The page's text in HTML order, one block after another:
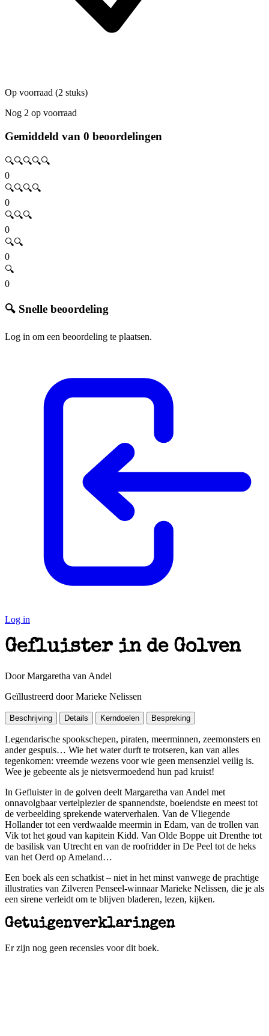
Op voorraad (2 stuks)
Nog 2 op voorraad
Gemiddeld van 0 beoordelingen
🔍🔍🔍🔍🔍
0
🔍🔍🔍🔍
0
🔍🔍🔍
0
🔍🔍
0
🔍
0
🔍 Snelle beoordeling
Log in om een beoordeling te plaatsen.
Log in
Gefluister in de Golven
Door Margaretha van Andel
Geïllustreerd door Marieke Nelissen
Beschrijving Details Kerndoelen Bespreking
Legendarische spookschepen, piraten, meerminnen, zeemonsters en
ander gespuis… Wie het water durft te trotseren, kan van alles
tegenkomen: vreemde wezens voor wie geen mensenziel veilig is.
Wee je gebeente als je nietsvermoedend hun pad kruist!
In Gefluister in de golven deelt Margaretha van Andel met
onnavolgbaar vertelplezier de spannendste, boeiendste en meest tot
de verbeelding sprekende waterverhalen. Van de Vliegende
Hollander tot een verdwaalde meermin in Edam, van de trollen van
Vik tot het goud van kapitein Kidd. Van Olde Boppe uit Drenthe tot
de basilisk van Utrecht en van de roofridder in De Peel tot de heks
van het Oerd op Ameland…
Een boek als een schatkist – niet in het minst vanwege de prachtige
illustraties van Zilveren Penseel-winnaar Marieke Nelissen, die je als
een sirene verleidt om te blijven bladeren, lezen, kijken.
Getuigenverklaringen
Er zijn nog geen recensies voor dit boek.